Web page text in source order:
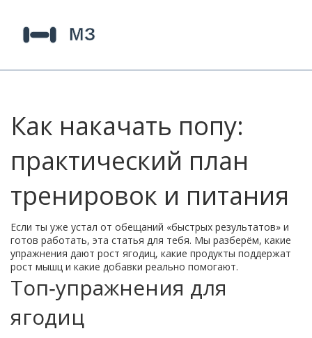
Как накачать попу:
практический план
тренировок и питания
Если ты уже устал от обещаний «быстрых результатов» и
готов работать, эта статья для тебя. Мы разберём, какие
упражнения дают рост ягодиц, какие продукты поддержат
рост мышц и какие добавки реально помогают.
Топ‑упражнения для
ягодиц